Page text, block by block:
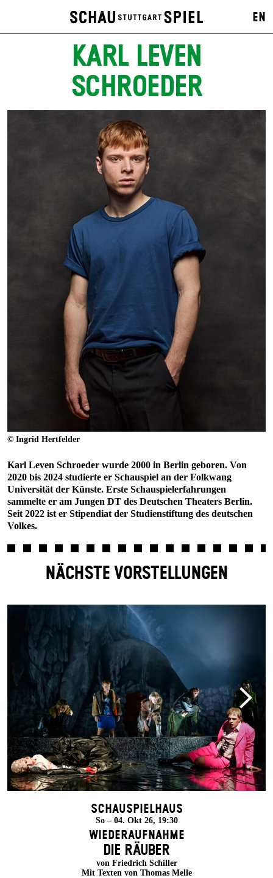
EN
KARL LEVEN
SCHROEDER
© Ingrid Hertfelder
Karl Leven Schroeder wurde 2000 in Berlin geboren. Von
2020 bis 2024 studierte er Schauspiel an der Folkwang
Universität der Künste. Erste Schauspielerfahrungen
sammelte er am Jungen DT des Deutschen Theaters Berlin.
Seit 2022 ist er Stipendiat der Studienstiftung des deutschen
Volkes.
NÄCHSTE VORSTELLUNGEN
Schauspielhaus
So – 04. Okt 26, 19:30
Wiederaufnahme
DIE RÄUBER
von Friedrich Schiller
Mit Texten von Thomas Melle